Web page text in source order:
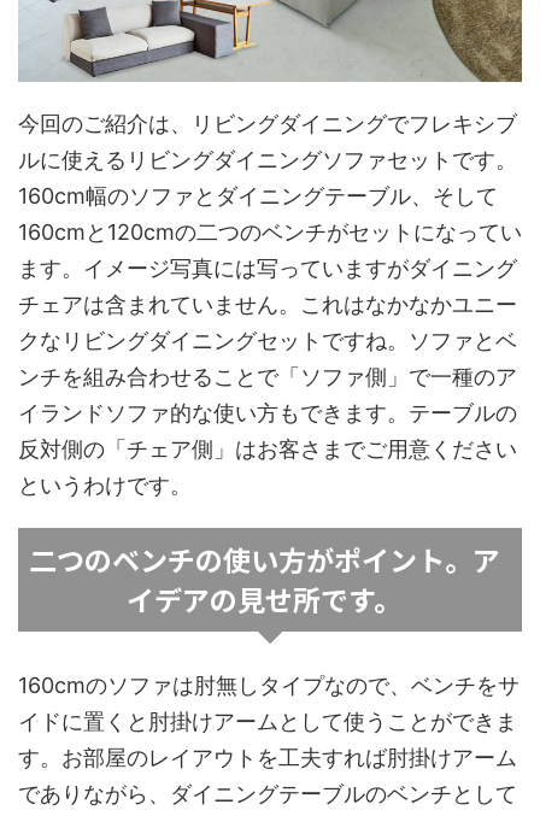
今回のご紹介は、リビングダイニングでフレキシブ
ルに使えるリビングダイニングソファセットです。
160cm幅のソファとダイニングテーブル、そして
160cmと120cmの二つのベンチがセットになってい
ます。イメージ写真には写っていますがダイニング
チェアは含まれていません。これはなかなかユニー
クなリビングダイニングセットですね。ソファとベ
ンチを組み合わせることで「ソファ側」で一種のア
イランドソファ的な使い方もできます。テーブルの
反対側の「チェア側」はお客さまでご用意ください
というわけです。
二つのベンチの使い方がポイント。ア
イデアの見せ所です。
160cmのソファは肘無しタイプなので、ベンチをサ
イドに置くと肘掛けアームとして使うことができま
す。お部屋のレイアウトを工夫すれば肘掛けアーム
でありながら、ダイニングテーブルのベンチとして